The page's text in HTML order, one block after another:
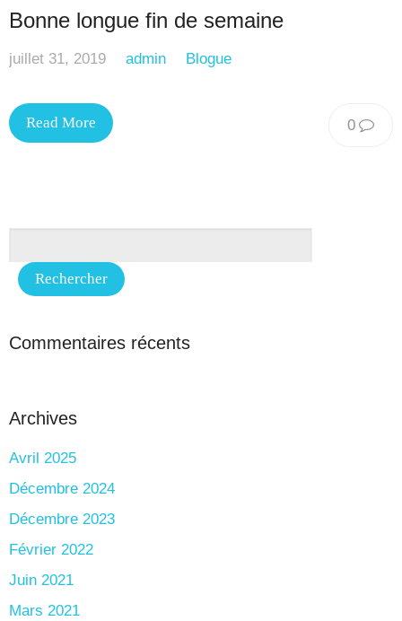
Bonne longue fin de semaine
juillet 31, 2019 admin Blogue
0
Read More
Commentaires récents
Archives
Avril 2025
Décembre 2024
Décembre 2023
Février 2022
Juin 2021
Mars 2021